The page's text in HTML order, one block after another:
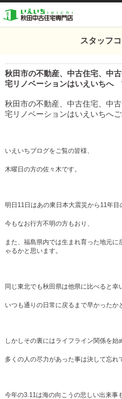
スタッフ
秋田市の不動産、中古住宅、中
宅リノベーションはいえいちへ
秋田市の不動産、中古住宅、中
宅リノベーションはいえいちへご
いえいちブログをご覧の皆様、
木曜日の方の佐々木です。
明日11日はあの東日本大震災から11年目
今もなお行方不明の方もおり、
また、福島県内では生まれ育った地元に
ゃるかと思います。
同じ東北でも秋田県は他県に比べると幸
いつも通りの日常に戻るまで早かったか
しかしその裏にはライフライン関係を始
多くの人の尽力があった事は決して忘れ
今年の3.11は海の向こうの悲しい出来事